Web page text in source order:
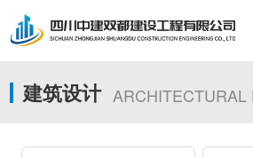
建筑设计 ARCHITECTURAL